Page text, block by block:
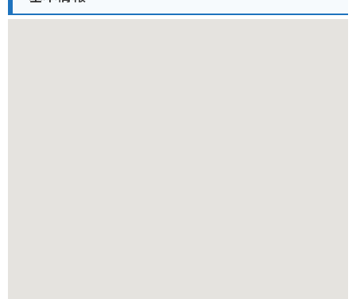
ツーリングの拠点としても最適です。